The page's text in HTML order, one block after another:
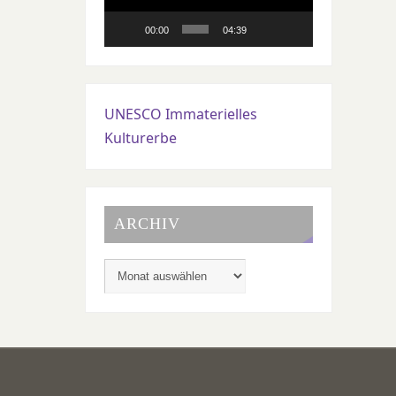
00:00 04:39
UNESCO Immaterielles
Kulturerbe
ARCHIV